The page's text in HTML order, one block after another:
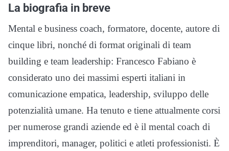
La biografia in breve
Mental e business coach, formatore, docente, autore di
cinque libri, nonché di format originali di team
building e team leadership: Francesco Fabiano è
considerato uno dei massimi esperti italiani in
comunicazione empatica, leadership, sviluppo delle
potenzialità umane. Ha tenuto e tiene attualmente corsi
per numerose grandi aziende ed è il mental coach di
imprenditori, manager, politici e atleti professionisti. È